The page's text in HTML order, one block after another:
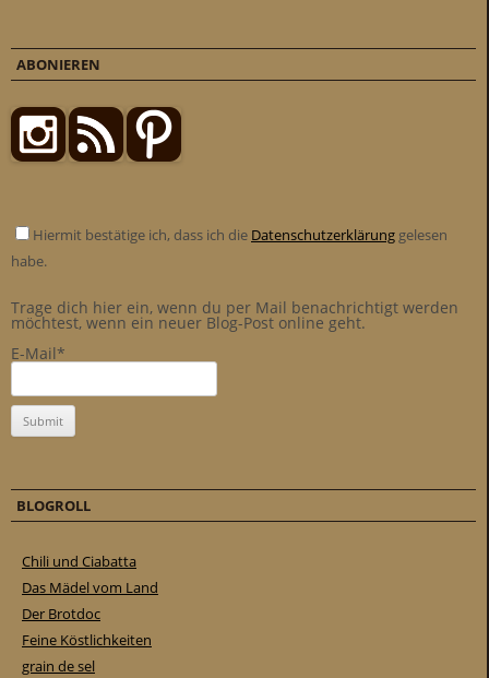
ABONIEREN
Hiermit bestätige ich, dass ich die Datenschutzerklärung gelesen
habe.
Trage dich hier ein, wenn du per Mail benachrichtigt werden
möchtest, wenn ein neuer Blog-Post online geht.
E-Mail*
BLOGROLL
Chili und Ciabatta
Das Mädel vom Land
Der Brotdoc
Feine Köstlichkeiten
grain de sel